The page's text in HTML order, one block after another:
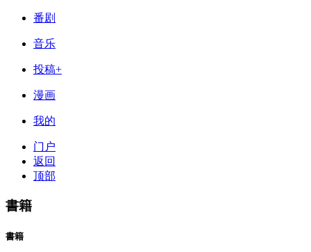
番剧
音乐
投稿+
漫画
我的
门户
返回
顶部
書籍
書籍